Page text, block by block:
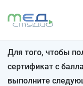
Для того, чтобы
сертификат с
выполните